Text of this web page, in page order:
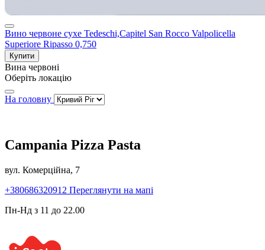
Вино червоне сухе Tedeschi,Capitel San Rocco Valpolicella
Superiore Ripasso 0,750
Купити
Вина червоні
Оберіть локацію
На головну
Campania Pizza Pasta
вул. Комерційна, 7
+380686320912 Переглянути на мапі
Пн-Нд з 11 до 22.00